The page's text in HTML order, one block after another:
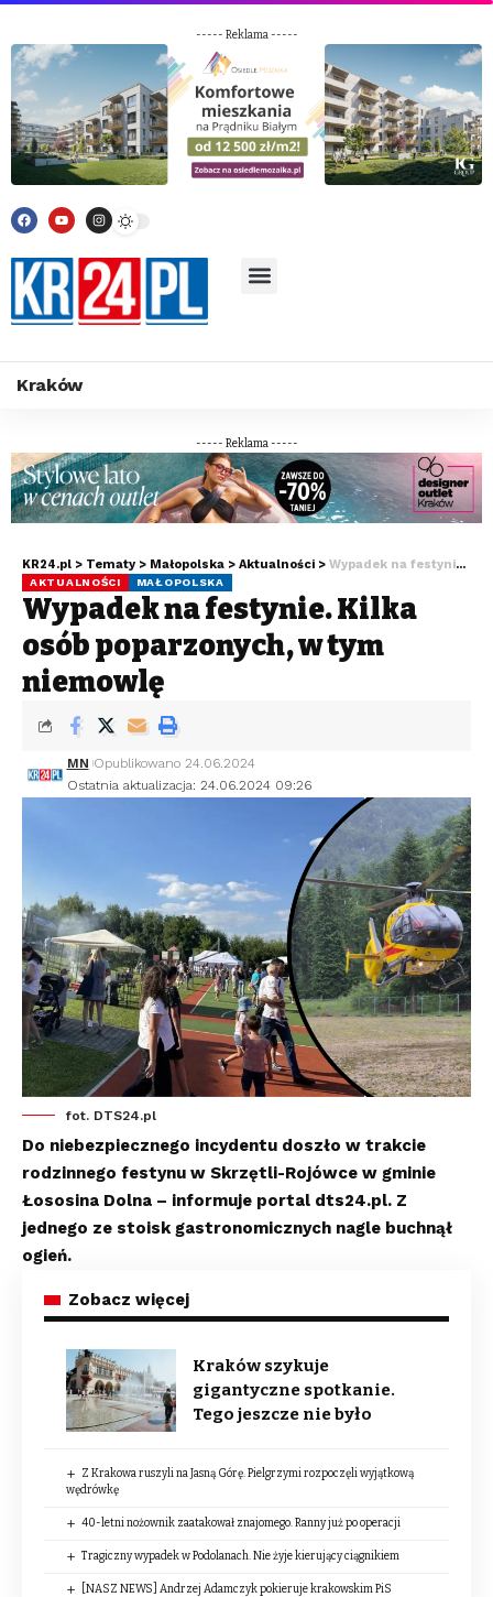
----- Reklama -----
Kraków
----- Reklama -----
KR24.pl > Tematy > Małopolska > Aktualności > Wypadek na festynie. Kilka osób poparzonych, w tym niemowlę
AKTUALNOŚCI MAŁOPOLSKA
Wypadek na festynie. Kilka
osób poparzonych, w tym
niemowlę
Ostatnia aktualizacja: 24.06.2024 09:26
MN Opublikowano 24.06.2024
fot. DTS24.pl
Do niebezpiecznego incydentu doszło w trakcie
rodzinnego festynu w Skrzętli-Rojówce w gminie
Łososina Dolna – informuje portal dts24.pl. Z
jednego ze stoisk gastronomicznych nagle buchnął
ogień.
Zobacz więcej
Kraków szykuje
gigantyczne spotkanie.
Tego jeszcze nie było
Z Krakowa ruszyli na Jasną Górę. Pielgrzymi rozpoczęli wyjątkową
wędrówkę
40-letni nożownik zaatakował znajomego. Ranny już po operacji
Tragiczny wypadek w Podolanach. Nie żyje kierujący ciągnikiem
[NASZ NEWS] Andrzej Adamczyk pokieruje krakowskim PiS